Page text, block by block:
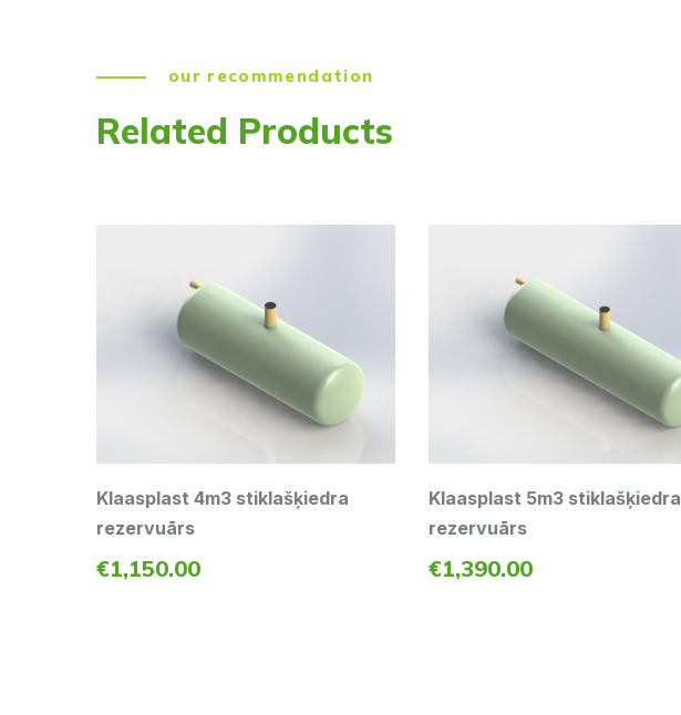
our recommendation
Related Products
Klaasplast 4m3 stiklašķiedra
rezervuārs
€1,150.00
Klaasplast 5m3 stiklašķiedra
rezervuārs
€1,390.00